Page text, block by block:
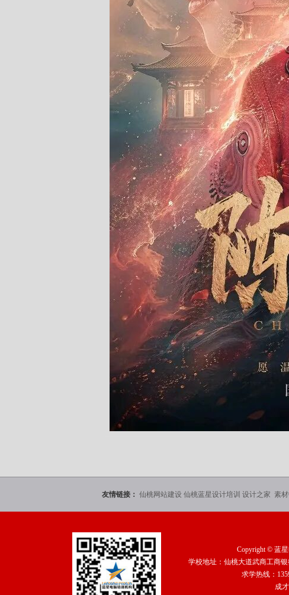
友情链接： 仙桃网站建设 仙桃蓝星设计培训 设计之家 素
Copyright © 蓝
学校地址：仙桃大道武商工商
求学热线：
成